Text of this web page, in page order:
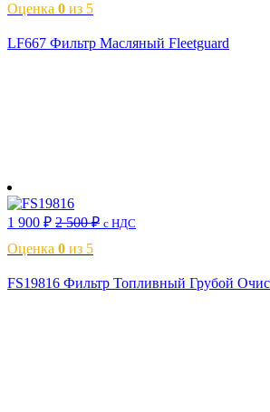
Оценка 0 из 5
LF667 Фильтр Масляный Fleetguard
1 900 ₽ 2 500₽ с НДС
Оценка 0 из 5
FS19816 Фильтр Топливный Грубой